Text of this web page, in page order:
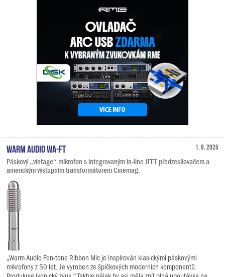
1. 9. 2025
Warm Audio WA-FT
Páskový „vintage“ mikrofon s integrovaným in-line JFET předzesilovačem a
americkým výstupním transformátorem Cinemag.
„Warm Audio Fen-tone Ribbon Mic je inspirován klasickými páskovými
mikrofony z 50 let. Je vyroben ze špičkových moderních komponentů.